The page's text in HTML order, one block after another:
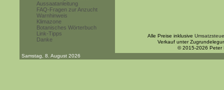
Aussaatanleitung
FAQ-Fragen zur Anzucht
Warnhinweis
Klimazone
Botanisches Wörterbuch
Link-Tipps
Danke
Alle Preise inklusive
Verkauf unter
© 2015-2026 Peter
Samstag, 8. August 2026